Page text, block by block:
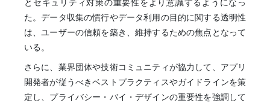
た。データ収集の慣行やデータ利用の目的に関する透明性
は、ユーザーの信頼を築き、維持するための焦点となって
いる。
さらに、業界団体や技術コミュニティが協力して、アプリ
開発者が従うべきベストプラクティスやガイドラインを策
定し、プライバシー・バイ・デザインの重要性を強調して